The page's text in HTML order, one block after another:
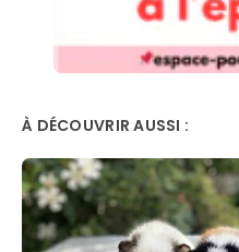
À DÉCOUVRIR AUSSI :